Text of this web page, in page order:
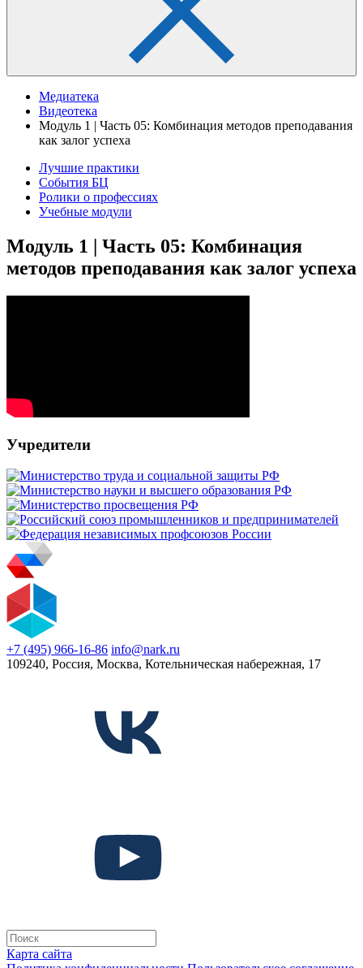
Медиатека
Видеотека
Модуль 1 | Часть 05: Комбинация методов преподавания
как залог успеха
Лучшие практики
События БЦ
Ролики о профессиях
Учебные модули
Модуль 1 | Часть 05: Комбинация
методов преподавания как залог успеха
Учредители
+7 (495) 966-16-86 info@nark.ru
109240, Россия, Москва, Котельническая набережная, 17
Карта сайта